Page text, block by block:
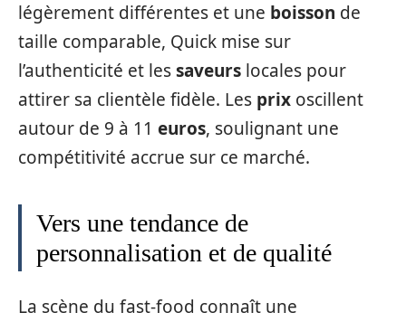
légèrement différentes et une boisson de
taille comparable, Quick mise sur
l’authenticité et lessaveurs locales pour
attirer sa clientèle fidèle. Les prix oscillent
autour de 9 à 11 euros, soulignant une
compétitivité accrue sur ce marché.
Vers une tendance de
personnalisation et de qualité
La scène du fast-food connaît une